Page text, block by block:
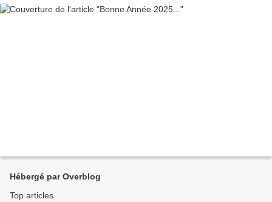
Hébergé par Overblog
Top articles